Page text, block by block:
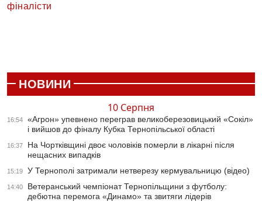
фіналісти
НОВИНИ
10 Серпня
16:54
«Агрон» упевнено переграв великоберезовицький «Сокіл»
і вийшов до фіналу Кубка Тернопільської області
16:37
На Чортківщині двоє чоловіків померли в лікарні після
нещасних випадків
15:19 У Тернополі затримали нетверезу кермувальницю (відео)
14:40
Ветеранський чемпіонат Тернопільщини з футболу:
дебютна перемога «Динамо» та звитяги лідерів